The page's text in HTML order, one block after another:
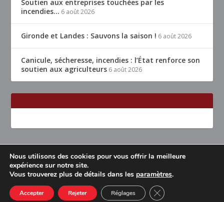
Soutien aux entreprises touchées par les
incendies… 6 août 2026
Gironde et Landes : Sauvons la saison ! 6 août 2026
Canicule, sécheresse, incendies : l’État renforce son
soutien aux agriculteurs 6 août 2026
Conçu par Elegant Themes | Propulsé par
Accueil Restaurants Lyon & alentours
Mentions légales
Contact
Nous utilisons des cookies pour vous offrir la meilleure
expérience sur notre site.
Vous trouverez plus de détails dans les paramètres.
Accepter Rejeter Réglages CLOSE GDPR